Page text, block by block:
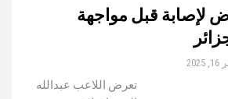
لإصابة قبل مواجهة
تعرض اللاعب عبدالله